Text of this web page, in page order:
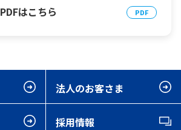
PDFはこちら
法人のお客さま
採用情報